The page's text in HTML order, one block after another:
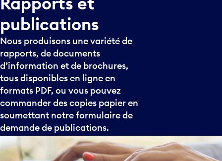
publications
Nous produisons une variété de
rapports, de documents
d’information et de brochures,
tous disponibles en ligne en
formats PDF, ou vous pouvez
commander des copies papier en
soumettant notre formulaire de
demande de publications.